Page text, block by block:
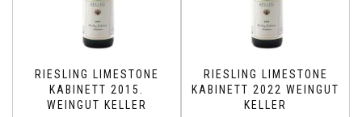
RIESLING LIMESTONE
KABINETT 2015.
WEINGUT KELLER
RIESLING LIMESTONE
KABINETT 2022 WEINGUT
KELLER